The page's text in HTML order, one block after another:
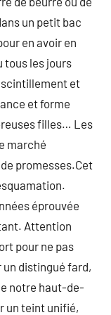
un petit bac
en avoir en
tous les jours
scintillement et
et forme
filles… Les
marché
promesses.Cet
éprouvée
Attention
pour ne pas
distingué fard,
notre haut-de-
un teint unifié,